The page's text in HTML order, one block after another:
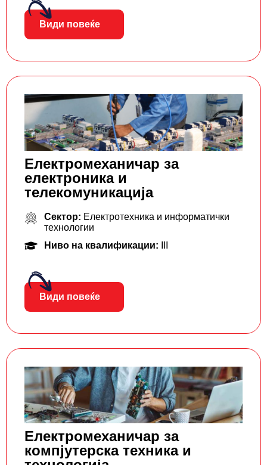
Види повеќе
Електромеханичар за
електроника и
телекомуникација
Сектор: Електротехника и информатички
технологии
Ниво на квалификации:
Види повеќе
Електромеханичар за
компјутерска техника и